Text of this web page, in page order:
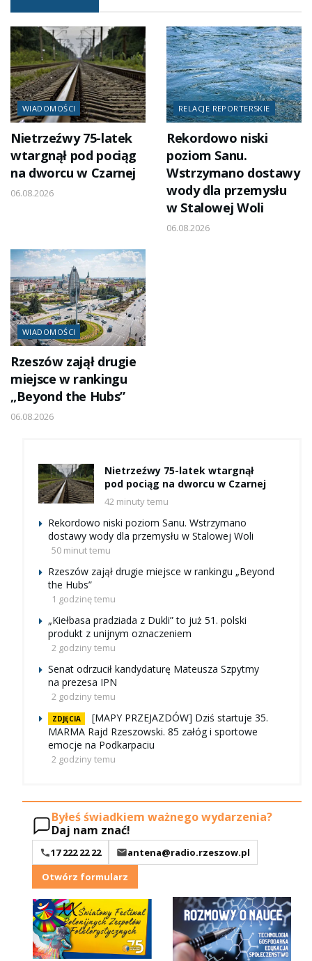
WIADOMOŚCI
Nietrzeźwy 75-latek
wtargnął pod pociąg
na dworcu w Czarnej
06.08.2026
RELACJE REPORTERSKIE
Rekordowo niski
poziom Sanu.
Wstrzymano dostawy
wody dla przemysłu
w Stalowej Woli
06.08.2026
WIADOMOŚCI
Rzeszów zajął drugie
miejsce w rankingu
„Beyond the Hubs”
06.08.2026
Nietrzeźwy 75-latek wtargnął
pod pociąg na dworcu w Czarnej
42 minuty temu
Rekordowo niski poziom Sanu. Wstrzymano
dostawy wody dla przemysłu w Stalowej Woli
50 minut temu
Rzeszów zajął drugie miejsce w rankingu „Beyond
the Hubs”
1 godzinę temu
„Kiełbasa pradziada z Dukli” to już 51. polski
produkt z unijnym oznaczeniem
2 godziny temu
Senat odrzucił kandydaturę Mateusza Szpytmy
na prezesa IPN
2 godziny temu
ZDJĘCIA
[MAPY PRZEJAZDÓW] Dziś startuje 35.
MARMA Rajd Rzeszowski. 85 załóg i sportowe
emocje na Podkarpaciu
2 godziny temu
Byłeś świadkiem ważnego wydarzenia?
Daj nam znać!
17 222 22 22
antena@radio.rzeszow.pl
Otwórz formularz